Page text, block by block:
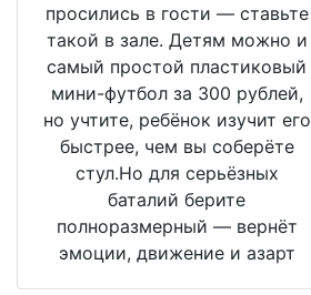
просились в гости — ставьте
такой в зале. Детям можно и
самый простой пластиковый
мини-футбол за 300 рублей,
но учтите, ребёнок изучит его
быстрее, чем вы соберёте
стул.Но для серьёзных
баталий берите
полноразмерный — вернёт
эмоции, движение и азарт